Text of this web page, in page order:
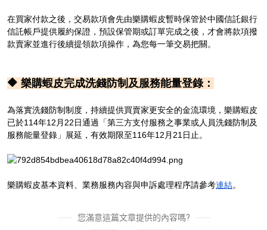
在買家付款之後，交易款項會先由樂購蝦皮暫時保管於中國信託銀行
信託帳戶提供履約保證，預設保管期或訂單完成之後，才會將款項撥
款賣家並進行後續提領款項操作，為您每一筆交易把關。
🔶 樂購蝦皮完成洗錢防制及服務能量登錄：
為落實洗錢防制制度，持續提供買賣家更安全的金流環境，樂購蝦皮
已於114年12月22日通過「第三方支付服務之事業或人員洗錢防制及
服務能量登錄」展延，有效期限至116年12月21日止。
樂購蝦皮基本資料、業務服務內容與申訴處理程序請參考連結。
您滿意這篇文章提供的內容嗎?